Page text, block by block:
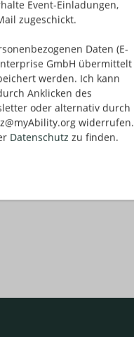
Event-Einladungen,
zugeschickt.
Daten (E-
GmbH übermittelt
werden. Ich kann
Anklicken des
oder alternativ durch
widerrufen.
Datenschutz zu finden.